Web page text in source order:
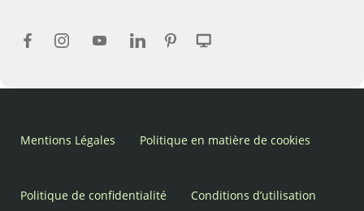
Mentions Légales Politique en matière de cookies
Politique de confidentialité Conditions d’utilisation